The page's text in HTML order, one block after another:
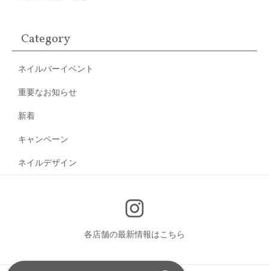
Category
ネイルバーイベント
重要なお知らせ
新着
キャンペーン
ネイルデザイン
各店舗の最新情報はこちら